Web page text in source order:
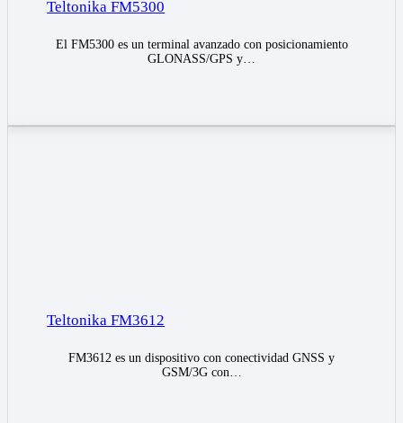
Teltonika FM5300
El FM5300 es un terminal avanzado con posicionamiento
GLONASS/GPS y…
Teltonika FM3612
FM3612 es un dispositivo con conectividad GNSS y
GSM/3G con…